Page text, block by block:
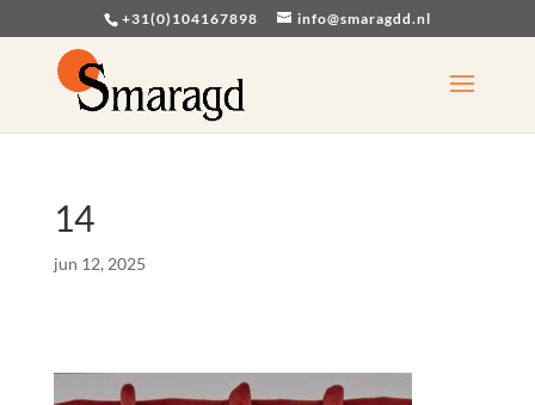
+31(0)104167898 info@smaragdd.nl
14
jun 12, 2025